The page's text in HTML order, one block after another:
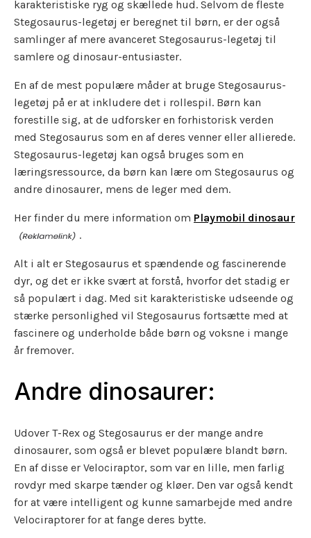
karakteristiske ryg og skællede hud. Selvom de fleste
Stegosaurus-legetøj er beregnet til børn, er der også
samlinger af mere avanceret Stegosaurus-legetøj til
samlere og dinosaur-entusiaster.
En af de mest populære måder at bruge Stegosaurus-
legetøj på er at inkludere det i rollespil. Børn kan
forestille sig, at de udforsker en forhistorisk verden
med Stegosaurus som en af ​​deres venner eller allierede.
Stegosaurus-legetøj kan også bruges som en
læringsressource, da børn kan lære om Stegosaurus og
andre dinosaurer, mens de leger med dem.
Her finder du mere information om Playmobil dinosaur
.
Alt i alt er Stegosaurus et spændende og fascinerende
dyr, og det er ikke svært at forstå, hvorfor det stadig er
så populært i dag. Med sit karakteristiske udseende og
stærke personlighed vil Stegosaurus fortsætte med at
fascinere og underholde både børn og voksne i mange
år fremover.
Andre dinosaurer:
Udover T-Rex og Stegosaurus er der mange andre
dinosaurer, som også er blevet populære blandt børn.
En af disse er Velociraptor, som var en lille, men farlig
rovdyr med skarpe tænder og kløer. Den var også kendt
for at være intelligent og kunne samarbejde med andre
Velociraptorer for at fange deres bytte.